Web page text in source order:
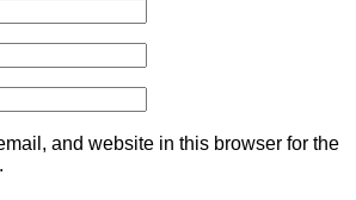
and website in this browser for the